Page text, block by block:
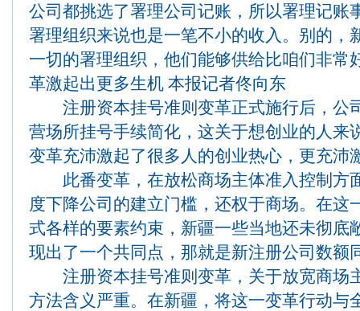
公司都挑选了署理公司记账，所以署理记账
署理组织来说也是一笔不小的收入。别的，
一切的署理组织，他们能够供给比咱们非常
革激起出更多生机 本报记者佟向东
注册资本挂号准则变革正式施行后，公
营场所挂号手续简化，这关于想创业的人来
变革充沛激起了很多人的创业热心，更充沛
此番变革，在放松商场主体准入控制方
度下降公司的建立门槛，还权于商场。在这
式各样的要素约束，新疆一些当地还未彻底
现出了一个共同点，那就是新注册公司数额
注册资本挂号准则变革，关于放宽商场
方法含义严重。在新疆，将这一变革行动与